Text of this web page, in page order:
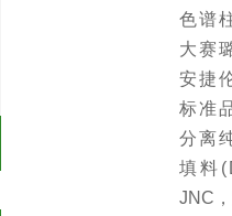
色谱
大赛
安捷
标准
分离
填料
JNC，